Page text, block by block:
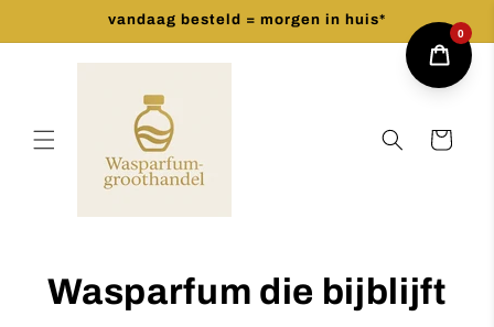
content
vandaag besteld = morgen in huis*
Winkelwagen
Wasparfum die bijblijft
0